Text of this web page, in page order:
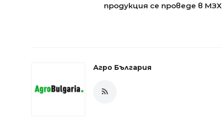
продукция се проведе в МЗХ
Агро България